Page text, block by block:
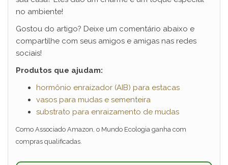
no ambiente!
Gostou do artigo? Deixe um comentário abaixo e
compartilhe com seus amigos e amigas nas redes
sociais!
Produtos que ajudam:
hormônio enraizador (AIB) para estacas
vasos para mudas e sementeira
substrato para enraizamento de mudas
Como Associado Amazon, o Mundo Ecologia ganha com
compras qualificadas.